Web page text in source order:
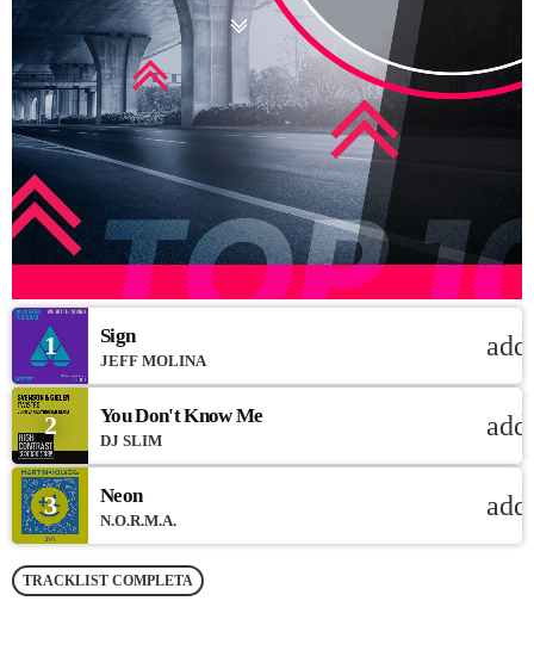
1 Sign
JEFF MOLINA
2 You Don't Know Me
DJ SLIM
3 Neon
N.O.R.M.A.
TRACKLIST COMPLETA